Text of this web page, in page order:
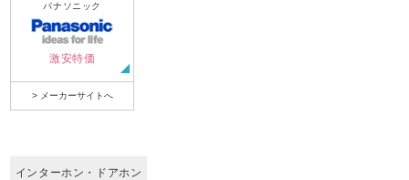
パナソニック
激安特価
> メーカーサイトへ
インターホン・ドアホン